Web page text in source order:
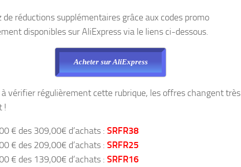
de réductions supplémentaires grâce aux codes promo
disponibles sur AliExpress via le liens ci-dessous.
Acheter sur AliExpress
à vérifier régulièrement cette rubrique, les offres changent très
!
€ des 309,00€ d’achats : SRFR38
€ des 209,00€ d’achats : SRFR25
€ des 139,00€ d’achats : SRFR16